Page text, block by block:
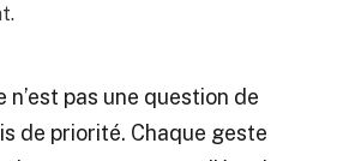
n’est pas une question de
de priorité. Chaque geste